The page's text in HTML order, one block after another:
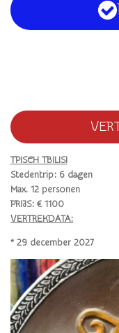
TPISCH TBILISI
Stedentrip: 6 dagen
Max. 12 personen
PRIJS: € 1100
VERTREKDATA:
* 29 december 2027